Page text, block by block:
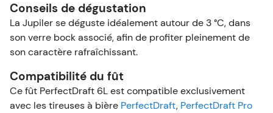
Conseils de dégustation
La Jupiler se déguste idéalement autour de 3 °C, dans
son verre bock associé, afin de profiter pleinement de
son caractère rafraîchissant.
Compatibilité du fût
Ce fût PerfectDraft 6L est compatible exclusivement
avec les tireuses à bière PerfectDraft, PerfectDraft Pro